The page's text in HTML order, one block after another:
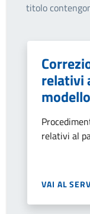
titolo
relativi
relativi al
VAI AL